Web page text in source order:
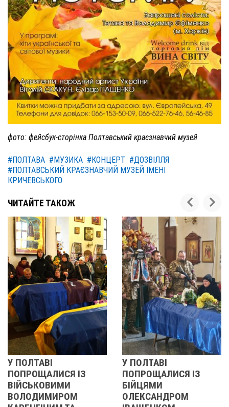
фото: фейсбук-сторінка Полтавський краєзнавчий музей
#ПОЛТАВА #МУЗИКА #КОНЦЕРТ #ДОЗВІЛЛЯ
#ПОЛТАВСЬКИЙ КРАЄЗНАВЧИЙ МУЗЕЙ ІМЕНІ
КРИЧЕВСЬКОГО
ЧИТАЙТЕ ТАКОЖ
У ПОЛТАВІ
ПОПРОЩАЛИСЯ ІЗ
БІЙЦЯМИ
ОЛЕКСАНДРОМ
РЕВОЛЮЦІЯ ГІДНОСТІ
2013 ОЧИМА
УЧАСНИЦІ
21 листопада 2025